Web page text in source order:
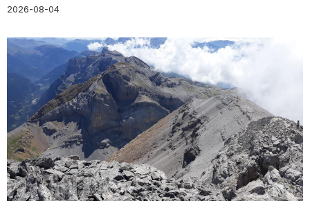
2026-08-04